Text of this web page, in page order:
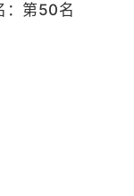
：第50名